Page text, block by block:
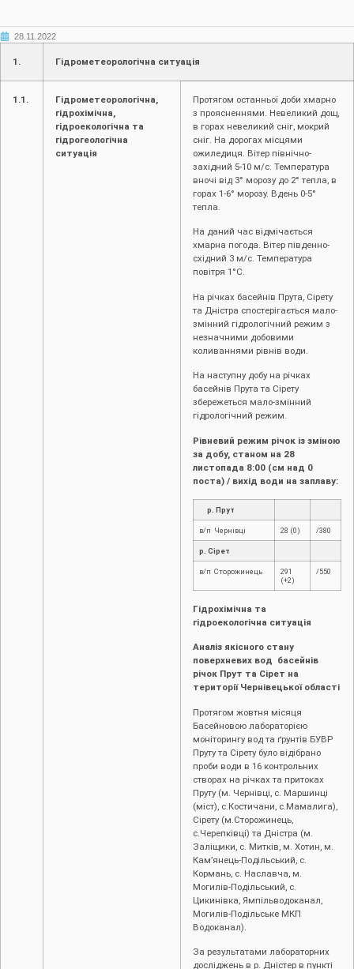
28.11.2022
1. Гідрометеорологічна ситуація
1.1.
Гідрометеорологічна,
гідрохімічна,
гідроекологічна та
гідрогеологічна
ситуація
Протягом останньої доби хмарно
з проясненнями. Невеликий дощ,
в горах невеликий сніг, мокрий
сніг. На дорогах місцями
ожиледиця. Вітер північно-
західний 5-10 м/с. Температура
вночі від 3° морозу до 2° тепла, в
горах 1-6° морозу. Вдень 0-5°
тепла.
На даний час відмічається
хмарна погода. Вітер південно-
східний 3 м/с. Температура
повітря 1°С.
На річках басейнів Прута, Сірету
та Дністра спостерігається мало-
змінний гідрологічний режим з
незначними добовими
коливаннями рівнів води.
На наступну добу на річках
басейнів Прута та Сірету
збережеться мало-змінний
гідрологічний режим.
Рівневий режим річок із зміною
за добу, станом на 28
листопада 8:00 (см над 0
поста) / вихід води на заплаву:
р. Прут
в/п Чернівці 28 (0) /380
р. Сірет
в/п Сторожинець
291
(+2)
/550
Гідрохімічна та
гідроекологічна ситуація
Аналіз якісного стану
поверхневих вод басейнів
річок Прут та Сірет на
території Чернівецької області
Протягом жовтня місяця
Басейновою лабораторією
моніторингу вод та ґрунтів БУВР
Пруту та Сірету було відібрано
проби води в 16 контрольних
створах на річках та притоках
Пруту (м. Чернівці, с. Маршинці
(міст), с.Костичани, с.Мамалига),
Сірету (м.Сторожинець,
с.Черепківці) та Дністра (м.
Заліщики, с. Митків, м. Хотин, м.
Кам’янець-Подільський, с.
Кормань, с. Наславча, м.
Могилів-Подільський, с.
Цикинівка, Ямпільводоканал,
Могилів-Подільське МКП
Водоканал).
За результатами лабораторних
досліджень в р. Дністер в пункті